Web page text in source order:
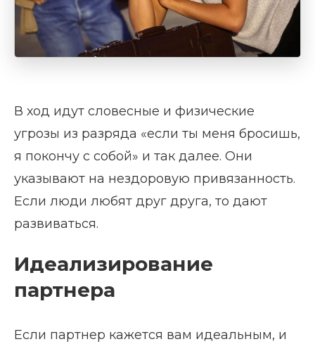
В ход идут словесные и физические
угрозы из разряда «если ты меня бросишь,
я покончу с собой» и так далее. Они
указывают на нездоровую привязанность.
Если люди любят друг друга, то дают
развиваться.
Идеализирование
партнера
Если партнер кажется вам идеальным, и